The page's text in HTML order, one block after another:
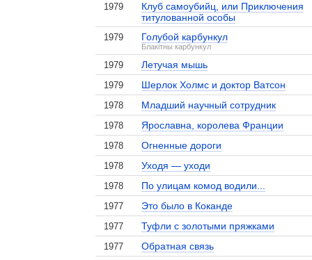
1979
Клуб самоубийц, или Приключения
титулованной особы
1979 Голубой карбункул
Блакiтны карбункул
1979 Летучая мышь
1979 Шерлок Холмс и доктор Ватсон
1978 Младший научный сотрудник
1978 Ярославна, королева Франции
1978 Огненные дороги
1978 Уходя — уходи
1978 По улицам комод водили...
1977 Это было в Коканде
1977 Туфли с золотыми пряжками
1977 Обратная связь